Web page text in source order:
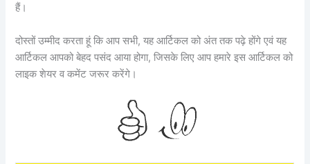
हैं।
दोस्तों उम्मीद करता हूं कि आप सभी, यह आर्टिकल को अंत तक पढ़े होंगे एवं यह
आर्टिकल आपको बेहद पसंद आया होगा, जिसके लिए आप हमारे इस आर्टिकल को
लाइक शेयर व कमेंट जरूर करेंगे।